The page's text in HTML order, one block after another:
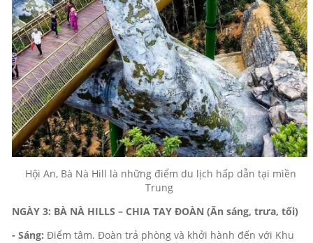
Hội An, Bà Nà Hill là những điểm du lịch hấp dẫn tại miền
Trung
NGÀY 3: BÀ NÀ HILLS – CHIA TAY ĐOÀN (Ăn sáng, trưa, tối)
- Sáng: Điểm tâm. Đoàn trả phòng và khởi hành đến với Khu